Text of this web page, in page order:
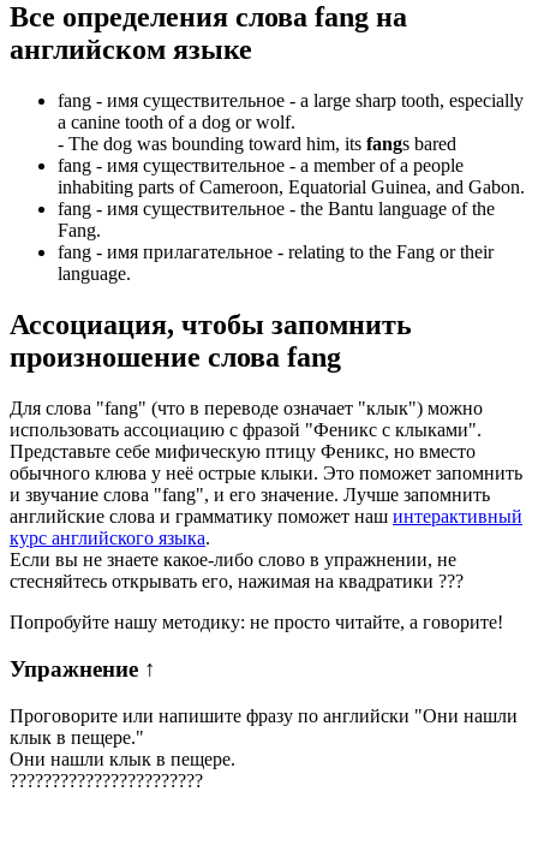
Все определения слова fang на
английском языке
fang - имя существительное - a large sharp tooth, especially
a canine tooth of a dog or wolf.
- The dog was bounding toward him, its fangs bared
fang - имя существительное - a member of a people
inhabiting parts of Cameroon, Equatorial Guinea, and Gabon.
fang - имя существительное - the Bantu language of the
Fang.
fang - имя прилагательное - relating to the Fang or their
language.
Ассоциация, чтобы запомнить
произношение слова fang
Для слова "fang" (что в переводе означает "клык") можно
использовать ассоциацию с фразой "Феникс с клыками".
Представьте себе мифическую птицу Феникс, но вместо
обычного клюва у неё острые клыки. Это поможет запомнить
и звучание слова "fang", и его значение. Лучше запомнить
английские слова и грамматику поможет наш интерактивный
курс английского языка.
Если вы не знаете какое-либо слово в упражнении, не
стесняйтесь открывать его, нажимая на квадратики ???
Попробуйте нашу методику: не просто читайте, а говорите!
Упражнение ↑
Проговорите или напишите фразу по английски "Они нашли
клык в пещере."
Они нашли клык в пещере.
???????????????????????